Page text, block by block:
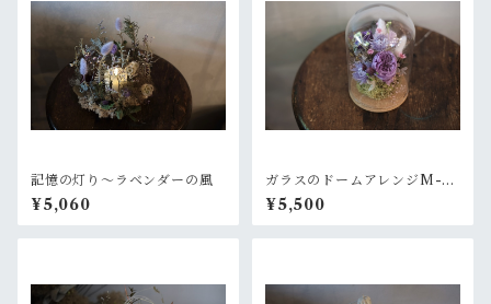
記憶の灯り〜ラベンダーの風
¥5,060
ガラスのドームアレンジM-ラ
ベンダー+ピリッとピンク
¥5,500